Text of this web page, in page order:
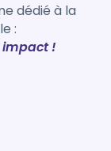
dédié à la
:
impact !